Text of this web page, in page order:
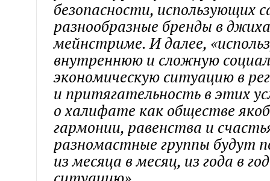
безопасности, использующих
разнообразные бренды в
мейнстриме. И далее,
внутреннюю и сложную
экономическую ситуацию в
и притягательность в этих
о халифате как обществе
гармонии, равенства и
разномастные группы будут
из месяца в месяц, из года в